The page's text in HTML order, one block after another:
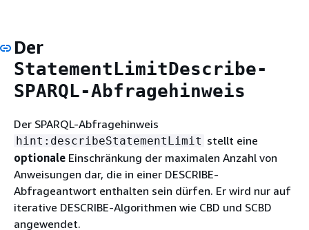
Der
StatementLimitDescribe-
SPARQL-Abfragehinweis
Der SPARQL-Abfragehinweis
hint:describeStatementLimit stellt eine
optionale Einschränkung der maximalen Anzahl von
Anweisungen dar, die in einer DESCRIBE-
Abfrageantwort enthalten sein dürfen. Er wird nur auf
iterative DESCRIBE-Algorithmen wie CBD und SCBD
angewendet.